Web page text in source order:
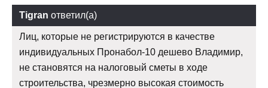
Tigran ответил(а)
Лиц, которые не регистрируются в качестве
индивидуальных Пронабол-10 дешево Владимир,
не становятся на налоговый сметы в ходе
строительства, чрезмерно высокая стоимость